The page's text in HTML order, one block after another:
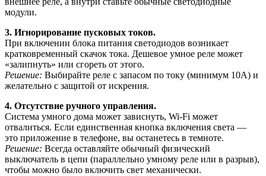
модули.
3. Игнорирование пусковых токов.
При включении блока питания светодиодов возникает
кратковременный скачок тока. Дешевое умное реле может
«залипнуть» или сгореть от этого.
Решение: Выбирайте реле с запасом по току (минимум 10А) и
желательно с защитой от искрения.
4. Отсутствие ручного управления.
Система умного дома может зависнуть, Wi-Fi может
отвалиться. Если единственная кнопка включения света —
это приложение в телефоне, вы останетесь в темноте.
Решение: Всегда оставляйте обычный физический
выключатель в цепи (параллельно умному реле или в разрыв),
чтобы можно было включить свет механически.